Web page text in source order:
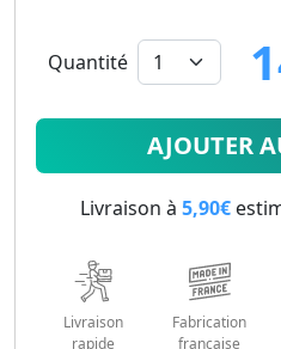
Quantité
AJOUTER
Livraison à 5,90€
Livraison
rapide
Fabrication
française